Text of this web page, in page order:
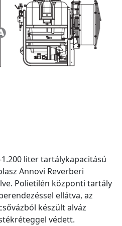
liter tartálykapacitású
Annovi Reverberi
Polietilén központi tartály
ellátva, az
készült alváz
védett.